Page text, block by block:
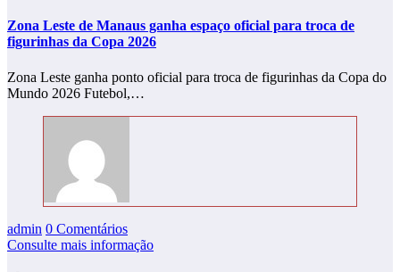
Zona Leste de Manaus ganha espaço oficial para troca de
figurinhas da Copa 2026
Zona Leste ganha ponto oficial para troca de figurinhas da Copa do
Mundo 2026 Futebol,…
admin 0 Comentários
Consulte mais informação